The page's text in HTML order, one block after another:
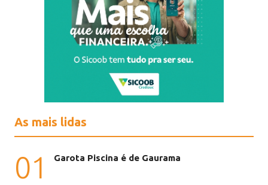
As mais lidas
01 Garota Piscina é de Gaurama